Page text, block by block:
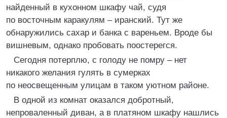
найденный в кухонном шкафу чай, судя
по восточным каракулям – иранский. Тут же
обнаружились сахар и банка с вареньем. Вроде бы
вишневым, однако пробовать поостерегся.
Сегодня потерплю, с голоду не помру – нет
никакого желания гулять в сумерках
по неосвещенным улицам в таком уютном районе.
В одной из комнат оказался добротный,
непроваленный диван, а в платяном шкафу нашлись